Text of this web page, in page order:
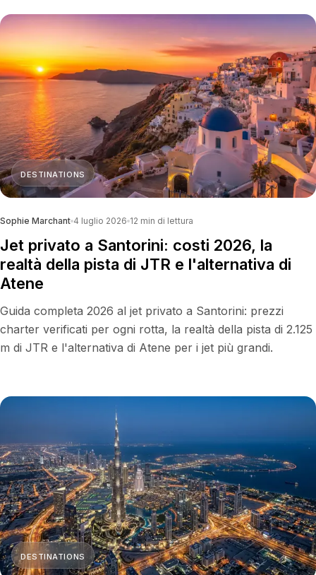
DESTINATIONS
Sophie Marchant 4 luglio 2026 12 min di lettura
Jet privato a Santorini: costi 2026, la
realtà della pista di JTR e l'alternativa di
Atene
Guida completa 2026 al jet privato a Santorini: prezzi
charter verificati per ogni rotta, la realtà della pista di 2.125
m di JTR e l'alternativa di Atene per i jet più grandi.
DESTINATIONS